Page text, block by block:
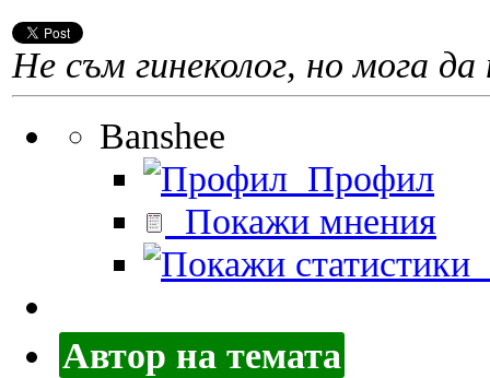
Не съм гинеколог, но мога да
Banshee
Профил
Покажи мнения
Автор на темата